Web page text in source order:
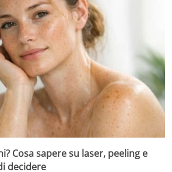
Cosa sapere su laser, peeling e
decidere